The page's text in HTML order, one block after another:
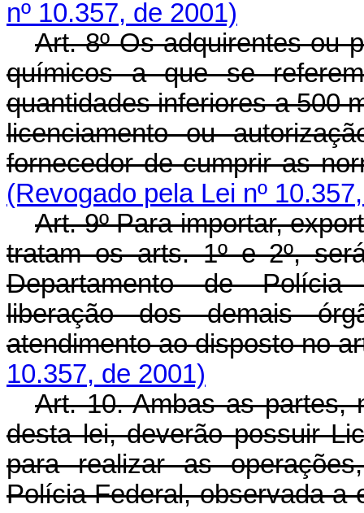
nº 10.357, de 2001)
Art. 8º Os adquirentes ou
químicos a que se
quantidades inferiores a 500
licenciamento ou
fornecedor de cumprir as
(Revogado pela Lei nº
Art. 9º Para importar,
tratam os arts. 1º e 2º,
Departamento de Polícia
liberação dos demais
atendimento ao disposto no
10.357, de 2001)
Art. 10. Ambas as partes,
desta lei, deverão possuir
para realizar as
Polícia Federal, observada a